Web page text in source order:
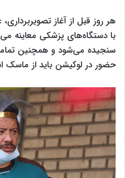
هر روز قبل از آغاز
با دستگاه‌های پزشکی معاینه
سنجیده می‌شود و همچنین
حضور در لوکیشن باید از ماسک